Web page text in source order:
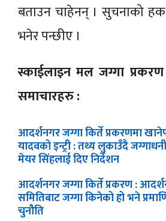
बताउन चाहेनन् । सुचनाको हक
भनेर पन्छीए ।
स्काईलाइन मल जग्गा
समाचारहरु :
आदर्शनगर जग्गा किर्ते प्रकरणमा
यादवको इन्ट्री : तथ्य लुकाउँदै
मेयर सिंहलाई दिए निर्देशन
आदर्शनगर जग्गा किर्ते प्रकरण :
समितिबाट जग्गा किनेको हो भने
चुनौति